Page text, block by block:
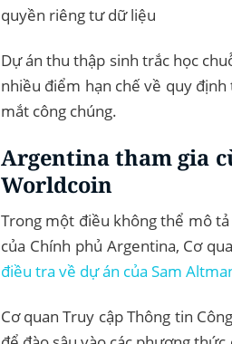
quyền riêng tư dữ liệu
Dự án thu thập sinh trắc học
nhiều điểm hạn chế về quy
mắt công chúng.
Argentina tham gia
Worldcoin
Trong một điều không thể mô
của Chính phủ Argentina, Cơ
điều tra về dự án của Sam
Cơ quan Truy cập Thông tin